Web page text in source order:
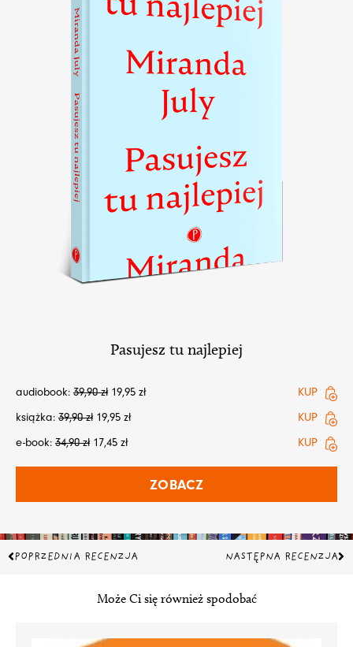
Pasujesz tu najlepiej
audiobook: 39,90zł 19,95 zł
KUP
książka: 39,90zł 19,95 zł
KUP
e-book: 34,90zł 17,45 zł KUP
ZOBACZ
Prev
POPRZEDNIA RECENZJA NASTĘPNA RECENZJA
Może Ci się również spodobać